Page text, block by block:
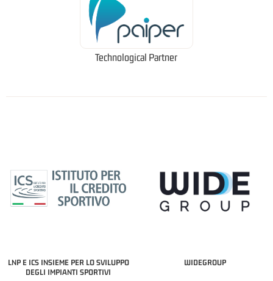
Technological Partner
LNP E ICS INSIEME PER LO SVILUPPO
DEGLI IMPIANTI SPORTIVI
WIDEGROUP